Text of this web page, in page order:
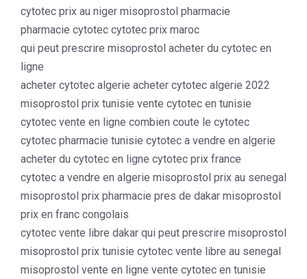
cytotec prix au niger misoprostol pharmacie
pharmacie cytotec cytotec prix maroc
qui peut prescrire misoprostol acheter du cytotec en
ligne
acheter cytotec algerie acheter cytotec algerie 2022
misoprostol prix tunisie vente cytotec en tunisie
cytotec vente en ligne combien coute le cytotec
cytotec pharmacie tunisie cytotec a vendre en algerie
acheter du cytotec en ligne cytotec prix france
cytotec a vendre en algerie misoprostol prix au senegal
misoprostol prix pharmacie pres de dakar misoprostol
prix en franc congolais
cytotec vente libre dakar qui peut prescrire misoprostol
misoprostol prix tunisie cytotec vente libre au senegal
misoprostol vente en ligne vente cytotec en tunisie